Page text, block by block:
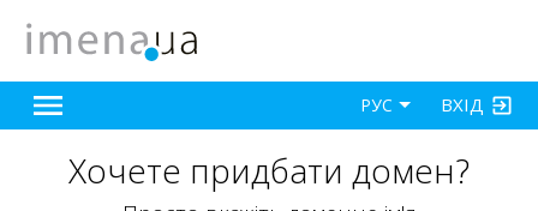
ВХІД
РУС
Хочете придбати домен?